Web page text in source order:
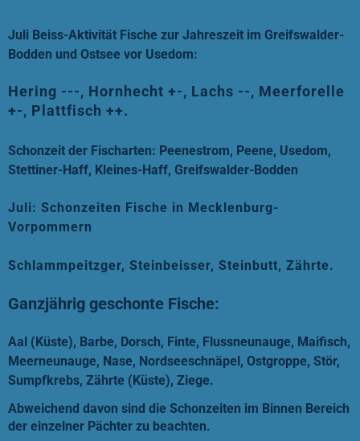
Juli Beiss-Aktivität Fische zur Jahreszeit im Greifswalder-
Bodden und Ostsee vor Usedom:
Hering ---, Hornhecht +-, Lachs --, Meerforelle
+-, Plattfisch ++.
Schonzeit der Fischarten: Peenestrom, Peene, Usedom,
Stettiner-Haff, Kleines-Haff, Greifswalder-Bodden
Juli: Schonzeiten Fische in Mecklenburg-
Vorpommern
Schlammpeitzger, Steinbeisser, Steinbutt, Zährte.
Ganzjährig geschonte Fische:
Aal (Küste), Barbe, Dorsch, Finte, Flussneunauge, Maifisch,
Meerneunauge, Nase, Nordseeschnäpel, Ostgroppe, Stör,
Sumpfkrebs, Zährte (Küste), Ziege.
Abweichend davon sind die Schonzeiten im Binnen Bereich
der einzelner Pächter zu beachten.